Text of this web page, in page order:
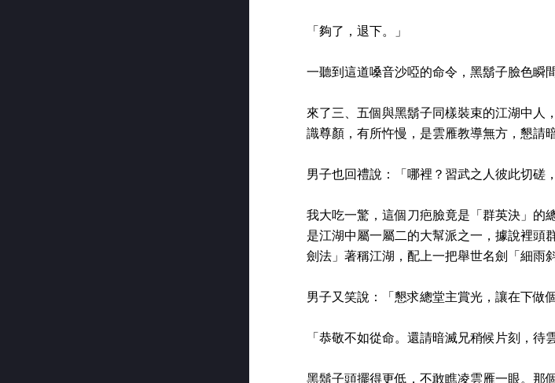
「夠了，退下。」
一聽到這道嗓音沙啞的命令，黑鬍子臉色瞬
來了三、五個與黑鬍子同樣裝束的江湖中人
識尊顏，有所忤慢，是雲雁教導無方，懇請
男子也回禮說：「哪裡？習武之人彼此切磋
我大吃一驚，這個刀疤臉竟是「群英決」的
是江湖中屬一屬二的大幫派之一，據說裡頭
劍法」著稱江湖，配上一把舉世名劍「細雨
男子又笑說：「懇求總堂主賞光，讓在下做
「恭敬不如從命。還請暗滅兄稍候片刻，待
黑鬍子頭擺得更低，不敢瞧凌雲雁一眼。那